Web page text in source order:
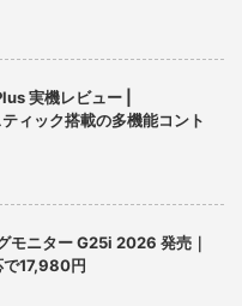
実機レビュー |
ィック搭載の多機能コント
モニター G25i 2026 発売｜
17,980円